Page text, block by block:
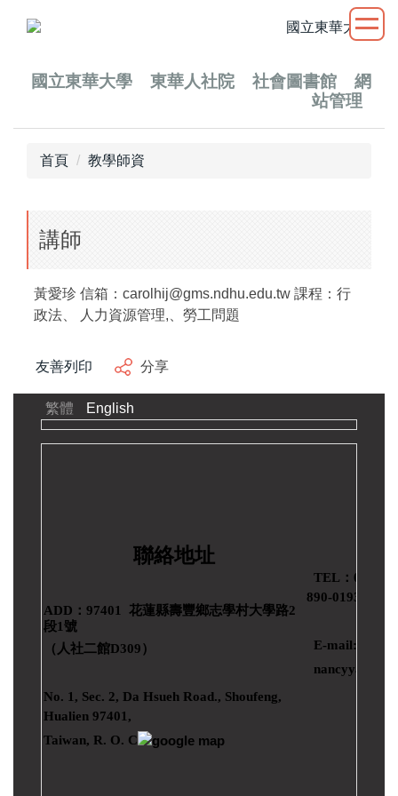
國立東華大學 東華人社院 社會圖書館
網
站管理
首頁 教學師資
講師
黃愛珍 信箱：carolhij@gms.ndhu.edu.tw 課程：行
政法、 人力資源管理,、勞工問題
友善列印 分享
繁體 English
聯絡地址
ADD：97401 花蓮縣壽豐鄉志學村大學路2
段1號
（人社二館D309）
No. 1, Sec. 2, Da Hsueh Road., Shoufeng,
Hualien 97401,
Taiwan, R. O. C
TEL：03-
890-0193
E-mail: